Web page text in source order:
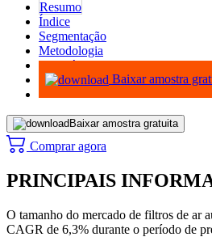
Resumo
Índice
Segmentação
Metodologia
Infográficos
Baixar amostra
Baixar amostra gratuita
Comprar agora
PRINCIPAIS
O tamanho do mercado de filtros de ar
CAGR de 6,3% durante o período de